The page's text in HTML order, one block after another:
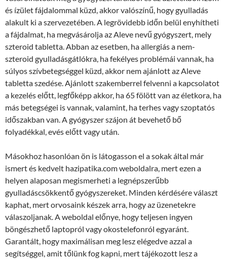
és ízület fájdalommal küzd, akkor valószínű, hogy gyulladás
alakult ki a szervezetében. A legrövidebb időn belül enyhítheti
a fájdalmat, ha megvásárolja az Aleve nevű gyógyszert, mely
szteroid tabletta. Abban az esetben, ha allergiás a nem-
szteroid gyulladásgátlókra, ha fekélyes problémái vannak, ha
súlyos szívbetegséggel küzd, akkor nem ajánlott az Aleve
tabletta szedése. Ajánlott szakemberrel felvenni a kapcsolatot
a kezelés előtt, legfőképp akkor, ha 65 fölött van az életkora, ha
más betegségei is vannak, valamint, ha terhes vagy szoptatós
időszakban van. A gyógyszer szájon át bevehető bő
folyadékkal, evés előtt vagy után.
Másokhoz hasonlóan ön is látogasson el a sokak által már
ismert és kedvelt hazipatika.com weboldalra, mert ezen a
helyen alaposan megismerheti a legnépszerűbb
gyulladáscsökkentő gyógyszereket. Minden kérdésére választ
kaphat, mert orvosaink készek arra, hogy az üzenetekre
válaszoljanak. A weboldal előnye, hogy teljesen ingyen
böngészhető laptopról vagy okostelefonról egyaránt.
Garantált, hogy maximálisan meg lesz elégedve azzal a
segítséggel, amit tőlünk fog kapni, mert tájékozott lesz a